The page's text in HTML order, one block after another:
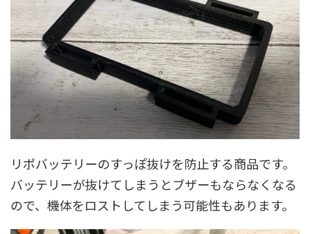
リポバッテリーのすっぽ抜けを防止する商品です。
バッテリーが抜けてしまうとブザーもならなくなる
ので、機体をロストしてしまう可能性もあります。